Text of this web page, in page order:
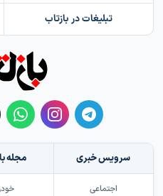
تبلیغات در بازتاب
سرویس خبری
اجتماعی
مجله